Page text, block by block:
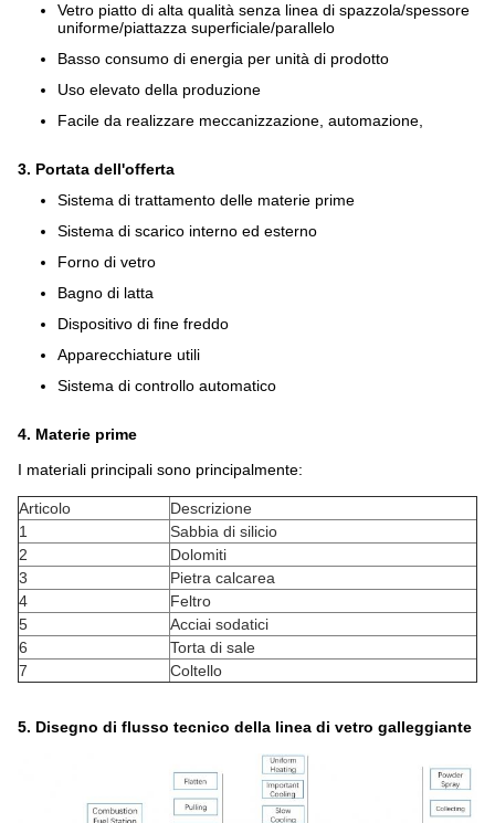
Vetro piatto di alta qualità senza linea di spazzola/spessore
uniforme/piattazza superficiale/parallelo
Basso consumo di energia per unità di prodotto
Uso elevato della produzione
Facile da realizzare meccanizzazione, automazione,
3. Portata dell'offerta
Sistema di trattamento delle materie prime
Sistema di scarico interno ed esterno
Forno di vetro
Bagno di latta
Dispositivo di fine freddo
Apparecchiature utili
Sistema di controllo automatico
4. Materie prime
I materiali principali sono principalmente:
Articolo
Descrizione
1
Sabbia di silicio
2
Dolomiti
3
Pietra calcarea
4
Feltro
5
Acciai sodatici
6
Torta di sale
7
Coltello
5. Disegno di flusso tecnico della linea di vetro galleggiante